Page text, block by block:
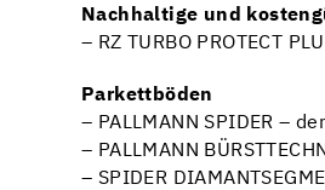
Nachhaltige und
– RZ TURBO PROTECT
Parkettböden
– PALLMANN SPIDER –
– PALLMANN
– SPIDER